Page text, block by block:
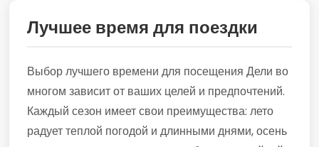
Лучшее время для поездки
Выбор лучшего времени для посещения Дели во
многом зависит от ваших целей и предпочтений.
Каждый сезон имеет свои преимущества: лето
радует теплой погодой и длинными днями, осень